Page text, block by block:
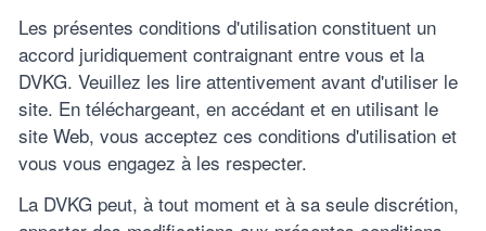
Les présentes conditions d'utilisation constituent un
accord juridiquement contraignant entre vous et la
DVKG. Veuillez les lire attentivement avant d'utiliser le
site. En téléchargeant, en accédant et en utilisant le
site Web, vous acceptez ces conditions d'utilisation et
vous vous engagez à les respecter.
La DVKG peut, à tout moment et à sa seule discrétion,